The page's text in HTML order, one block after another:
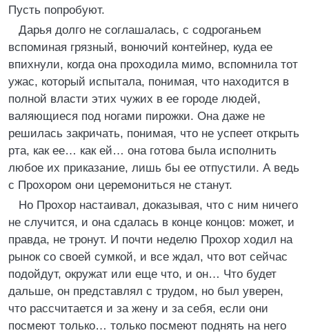
Пусть попробуют.
Дарья долго не соглашалась, с содроганьем
вспоминая грязный, вонючий контейнер, куда ее
впихнули, когда она проходила мимо, вспомнила тот
ужас, который испытала, понимая, что находится в
полной власти этих чужих в ее городе людей,
валяющиеся под ногами пирожки. Она даже не
решилась закричать, понимая, что не успеет открыть
рта, как ее… как ей… она готова была исполнить
любое их приказание, лишь бы ее отпустили. А ведь
с Прохором они церемониться не станут.
Но Прохор настаивал, доказывая, что с ним ничего
не случится, и она сдалась в конце концов: может, и
правда, не тронут. И почти неделю Прохор ходил на
рынок со своей сумкой, и все ждал, что вот сейчас
подойдут, окружат или еще что, и он… Что будет
дальше, он представлял с трудом, но был уверен,
что рассчитается и за жену и за себя, если они
посмеют только… только посмеют поднять на него